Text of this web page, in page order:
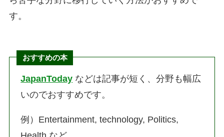
す。
おすすめの本
JapanToday などは記事が短く、分野も幅広
いのでおすすめです。
例）Entertainment, technology, Politics,